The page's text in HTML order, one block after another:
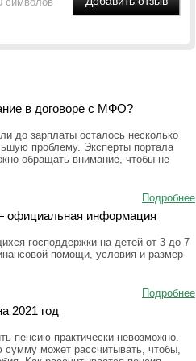
в договоре с МФО?
до зарплаты осталось несколько
проблему. Эксперты портала
обращать внимание, чтобы не
Подробнее
официальная информация
господдержки на детей от 3 до 7
помощи, условия и размер
Подробнее
2021 год
пенсию практически невозможно.
сумму может рассчитывать, чтобы,